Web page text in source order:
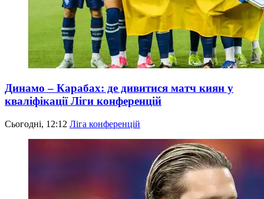
Динамо – Карабах: де дивитися матч киян у
кваліфікації Ліги конференцій
Сьогодні, 12:12 Ліга конференцій